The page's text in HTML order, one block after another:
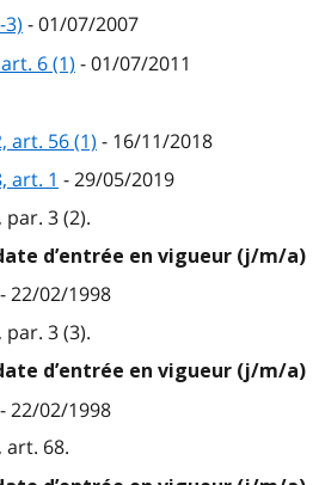
- 01/07/2007
6 (1) - 01/07/2011
art. 56 (1) - 16/11/2018
art. 1 - 29/05/2019
par. 3 (2).
d’entrée en vigueur (j/m/a)
22/02/1998
par. 3 (3).
d’entrée en vigueur (j/m/a)
22/02/1998
art. 68.